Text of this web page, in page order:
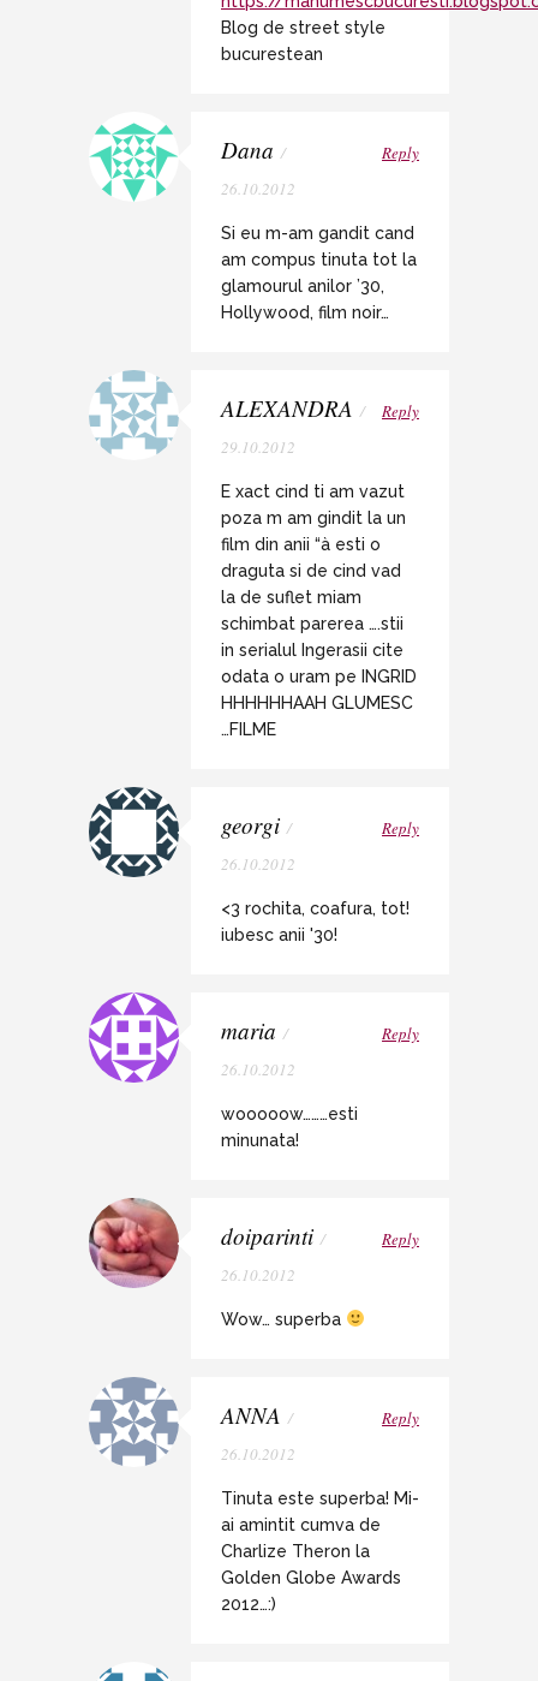
Blog de street style
bucurestean
Dana /
26.10.2012
Reply
Si eu m-am gandit cand
am compus tinuta tot la
glamourul anilor ’30,
Hollywood, film noir…
ALEXANDRA /
29.10.2012
Reply
E xact cind ti am vazut
poza m am gindit la un
film din anii “à esti o
draguta si de cind vad
la de suflet miam
schimbat parerea ….stii
in serialul Ingerasii cite
odata o uram pe INGRID
HHHHHHAAH GLUMESC
…FILME
georgi /
26.10.2012
Reply
<3 rochita, coafura, tot!
iubesc anii '30!
maria /
26.10.2012
Reply
wooooow………esti
minunata!
doiparinti /
26.10.2012
Reply
Wow… superba
ANNA /
26.10.2012
Reply
Tinuta este superba! Mi-
ai amintit cumva de
Charlize Theron la
Golden Globe Awards
2012…:)